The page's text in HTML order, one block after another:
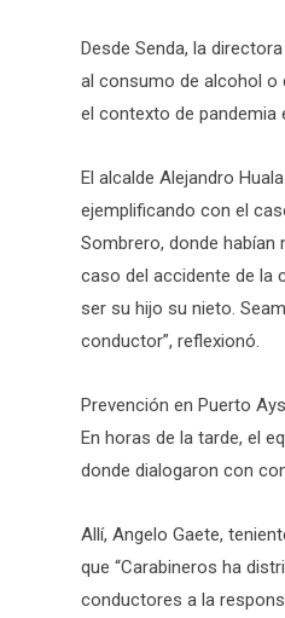
Desde Senda, la
al consumo de alcohol o
el contexto de pandemia
El alcalde Alejandro
ejemplificando con el
Sombrero, donde habían
caso del accidente de la
ser su hijo su nieto.
conductor”, reflexionó.
Prevención en Puerto
En horas de la tarde, el
donde dialogaron con
Allí, Angelo Gaete,
que “Carabineros ha
conductores a la